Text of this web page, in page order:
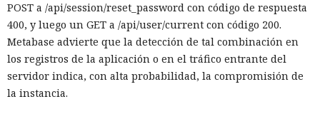
POST a /api/session/reset_password con código de respuesta
400, y luego un GET a /api/user/current con código 200.
Metabase advierte que la detección de tal combinación en
los registros de la aplicación o en el tráfico entrante del
servidor indica, con alta probabilidad, la compromisión de
la instancia.